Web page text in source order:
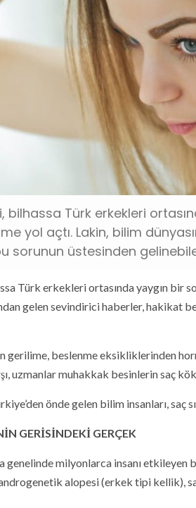
bilhassa Türk erkekleri
yol açtı. Lakin, bilim
sorunun üstesinden
Türk erkekleri ortasında yaygın bir
gelen sevindirici haberler, hakikat
gerilime, beslenme eksikliklerinden
uzmanlar muhakkak besinlerin saç
önde gelen bilim insanları, saç
GERİSİNDEKİ GERÇEK
genelinde milyonlarca insanı
alopesi (erkek tipi kellik),